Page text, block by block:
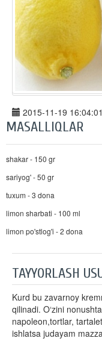
2015-11-19 16:04:01
MASALLIQLAR
shakar - 150 gr
sariyog' - 50 gr
tuxum - 3 dona
limon sharbati - 100 ml
limon po'stlog'i - 2 dona
TAYYORLASH
Kurd bu zavarnoy
qilinadi. O‘zini
napoleon,tortlar,
ishlatsa judayam